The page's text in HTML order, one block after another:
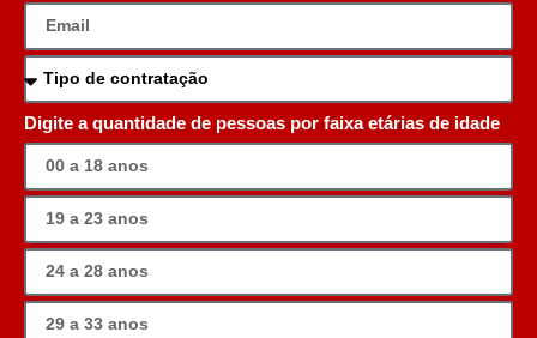
Digite a quantidade de pessoas por faixa etárias de idade